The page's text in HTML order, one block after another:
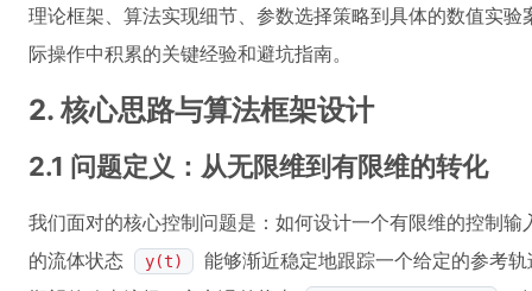
理论框架、算法实现细节、参数选择策略到具体的数值实
际操作中积累的关键经验和避坑指南。
2. 核心思路与算法框架设计
2.1 问题定义：从无限维到有限维的转化
我们面对的核心控制问题是：如何设计一个有限维的控制
的流体状态
y(t)
能够渐近稳定地跟踪一个给定的参考